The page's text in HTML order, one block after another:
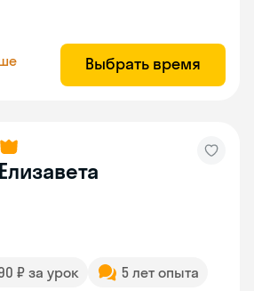
Выбрать время
Елизавета
₽ за урок
5 лет опыта